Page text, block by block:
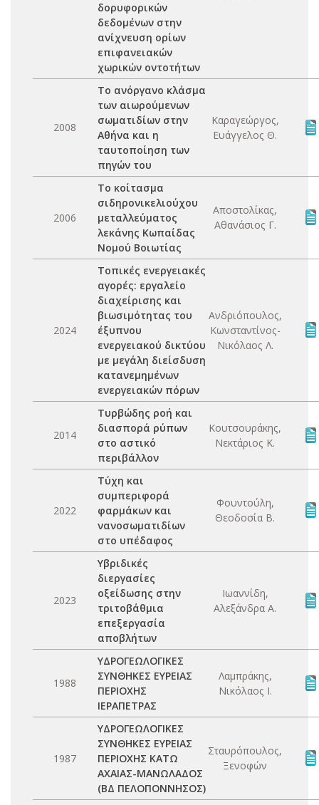
δορυφορικών
δεδομένων στην
ανίχνευση ορίων
επιφανειακών
χωρικών οντοτήτων
2008
Το ανόργανο κλάσμα
των αιωρούμενων
σωματιδίων στην
Αθήνα και η
ταυτοποίηση των
πηγών του
Καραγεώργος,
Ευάγγελος Θ.
2006
Το κοίτασμα
σιδηρονικελιούχου
μεταλλεύματος
λεκάνης Κωπαίδας
Νομού Βοιωτίας
Αποστολίκας,
Αθανάσιος Γ.
2024
Τοπικές ενεργειακές
αγορές: εργαλείο
διαχείρισης και
βιωσιμότητας του
έξυπνου
ενεργειακού δικτύου
με μεγάλη διείσδυση
κατανεμημένων
ενεργειακών πόρων
Ανδριόπουλος,
Κωνσταντίνος-
Νικόλαος Λ.
2014
Τυρβώδης ροή και
διασπορά ρύπων
στο αστικό
περιβάλλον
Κουτσουράκης,
Νεκτάριος Κ.
2022
Τύχη και
συμπεριφορά
φαρμάκων και
νανοσωματιδίων
στο υπέδαφος
Φουντούλη,
Θεοδοσία Β.
2023
Υβριδικές
διεργασίες
οξείδωσης στην
τριτοβάθμια
επεξεργασία
αποβλήτων
Ιωαννίδη,
Αλεξάνδρα Α.
1988
ΥΔΡΟΓΕΩΛΟΓΙΚΕΣ
ΣΥΝΘΗΚΕΣ ΕΥΡΕΙΑΣ
ΠΕΡΙΟΧΗΣ
ΙΕΡΑΠΕΤΡΑΣ
Λαμπράκης,
Νικόλαος Ι.
1987
ΥΔΡΟΓΕΩΛΟΓΙΚΕΣ
ΣΥΝΘΗΚΕΣ ΕΥΡΕΙΑΣ
ΠΕΡΙΟΧΗΣ ΚΑΤΩ
ΑΧΑΙΑΣ-ΜΑΝΩΛΑΔΟΣ
(ΒΔ ΠΕΛΟΠΟΝΝΗΣΟΣ)
Σταυρόπουλος,
Ξενοφών